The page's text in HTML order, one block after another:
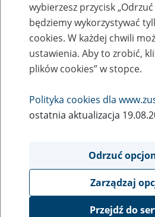
Jednostka ZUS:
Data publikacji od
FILTRUJ
wybierzesz przycisk
będziemy wykorzystywać
cookies. W każdej chwili
ustawienia. Aby to zrobić,
plików cookies” w stopce.
Polityka cookies dla
ostatnia aktualizacja
Odrzuć
Zarządzaj
Przejdź do